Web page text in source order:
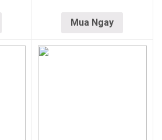
Mua Ngay